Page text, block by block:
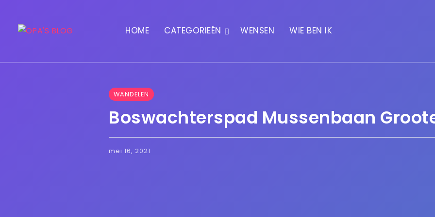
HOME CATEGORIEËN WENSEN WIE BEN IK
WANDELEN
Boswachterspad Mussenbaan
mei 16, 2021